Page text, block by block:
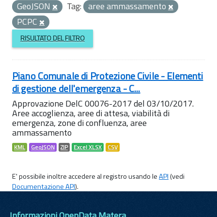
GeoJSON
Tag: aree ammassamento
PCPC
RISULTATO DEL FILTRO
Piano Comunale di Protezione Civile - Elementi
di gestione dell'emergenza - C...
Approvazione DelC 00076-2017 del 03/10/2017.
Aree accoglienza, aree di attesa, viabilità di
emergenza, zone di confluenza, aree
ammassamento
KML GeoJSON ZIP Excel XLSX CSV
E' possibile inoltre accedere al registro usando leAPI(vedi
Documentazione API).